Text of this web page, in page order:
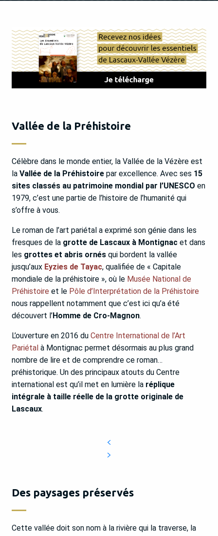
Vallée de la Préhistoire
Célèbre dans le monde entier, la Vallée de la Vézère est
la Vallée de la Préhistoire par excellence. Avec ses 15
sites classés au patrimoine mondial par l’UNESCO en
1979, c’est une partie de l’histoire de l’humanité qui
s’offre à vous.
Le roman de l’art pariétal a exprimé son génie dans les
fresques de la grotte de Lascaux à Montignac et dans
les grottes et abris ornés qui bordent la vallée
jusqu’aux Eyzies de Tayac, qualifiée de « Capitale
mondiale de la préhistoire », où le Musée National de
Préhistoire et le Pôle d’Interprétation de la Préhistoire
nous rappellent notamment que c’est ici qu’a été
découvert l’Homme de Cro-Magnon.
L’ouverture en 2016 du Centre International de l’Art
Pariétal à Montignac permet désormais au plus grand
nombre de lire et de comprendre ce roman…
préhistorique. Un des principaux atouts du Centre
international est qu’il met en lumière la réplique
intégrale à taille réelle de la grotte originale de
Lascaux.
Des paysages préservés
Cette vallée doit son nom à la rivière qui la traverse, la